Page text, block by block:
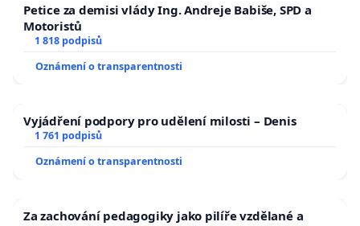
Petice za demisi vlády Ing. Andreje Babiše, SPD a
Motoristů
1 818 podpisů
Oznámení o transparentnosti
Vyjádření podpory pro udělení milosti – Denis
1 761 podpisů
Oznámení o transparentnosti
Za zachování pedagogiky jako pilíře vzdělané a